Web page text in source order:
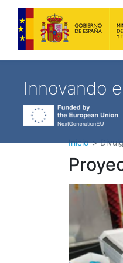
Innovando
Inicio